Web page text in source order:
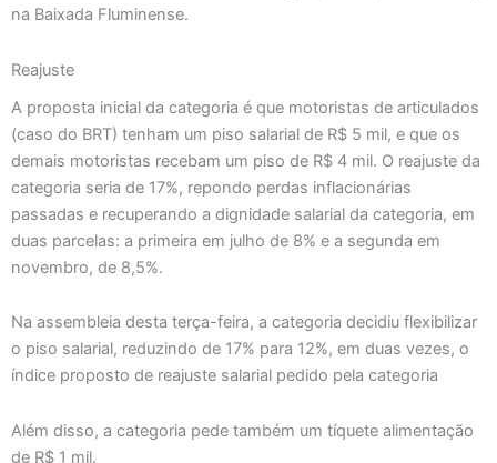
na Baixada Fluminense.
Reajuste
A proposta inicial da categoria é que motoristas de articulados
(caso do BRT) tenham um piso salarial de R$ 5 mil, e que os
demais motoristas recebam um piso de R$ 4 mil. O reajuste da
categoria seria de 17%, repondo perdas inflacionárias
passadas e recuperando a dignidade salarial da categoria, em
duas parcelas: a primeira em julho de 8% e a segunda em
novembro, de 8,5%.
Na assembleia desta terça-feira, a categoria decidiu flexibilizar
o piso salarial, reduzindo de 17% para 12%, em duas vezes, o
índice proposto de reajuste salarial pedido pela categoria
Além disso, a categoria pede também um tíquete alimentação
de R$ 1 mil.